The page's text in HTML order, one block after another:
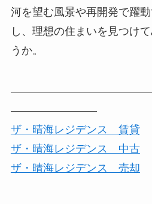
河を望む風景や再開発で躍
し、理想の住まいを見つけ
うか。
――――――――
ザ・晴海レジデンス 賃貸
ザ・晴海レジデンス 中古
ザ・晴海レジデンス 売却